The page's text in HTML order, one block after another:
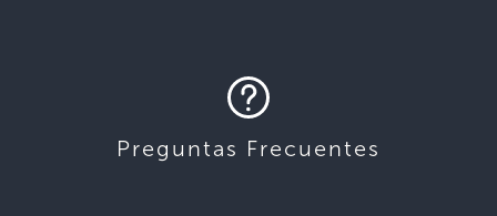
Preguntas Frecuentes